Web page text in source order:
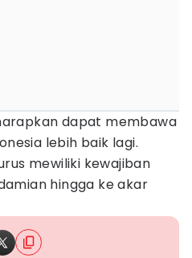
dapat membawa
lebih baik lagi.
mewiliki kewajiban
hingga ke akar